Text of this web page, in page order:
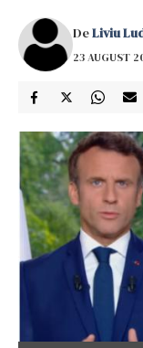
DeLiviu
23 AUGUST